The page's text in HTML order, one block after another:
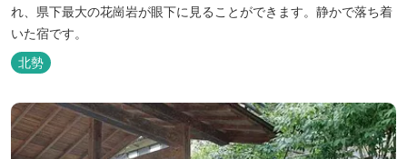
れ、県下最大の花崗岩が眼下に見ることができます。静かで落ち着
いた宿です。
北勢